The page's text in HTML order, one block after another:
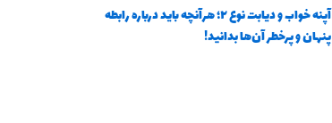
آپنه خواب و دیابت نوع ۲؛ هرآنچه باید درباره رابطه
پنهان و پرخطر آن‌ها بدانید!